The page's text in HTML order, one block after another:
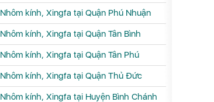
Nhôm kính, Xingfa tại Quận Phú Nhuận
Nhôm kính, Xingfa tại Quận Tân Bình
Nhôm kính, Xingfa tại Quận Tân Phú
Nhôm kính, Xingfa tại Quận Thủ Đức
Nhôm kính, Xingfa tại Huyện Bình Chánh